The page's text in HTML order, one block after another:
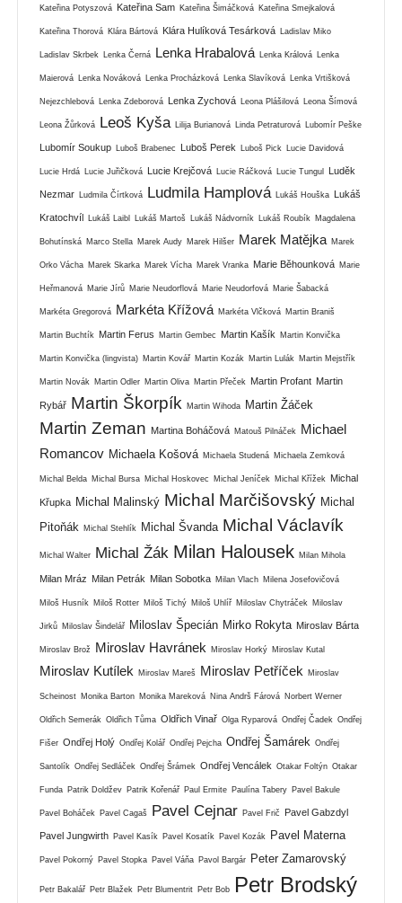
Kateřina Potyszová Kateřina Sam Kateřina Šimáčková Kateřina Smejkalová
Kateřina Thorová Klára Bártová Klára Hulíková Tesárková Ladislav Miko
Ladislav Skrbek Lenka Černá Lenka Hrabalová Lenka Králová Lenka
Maierová Lenka Nováková Lenka Procházková Lenka Slavíková Lenka Vrtišková
Nejezchlebová Lenka Zdeborová Lenka Zychová Leona Plášilová Leona Šímová
Leona Žůrková Leoš Kyša Lilija Burianová Linda Petraturová Lubomír Peške
Lubomír Soukup Luboš Brabenec Luboš Perek Luboš Pick Lucie Davidová
Lucie Hrdá Lucie Juřičková Lucie Krejčová Lucie Ráčková Lucie Tungul Luděk
Nezmar Ludmila Čírtková Ludmila Hamplová Lukáš Houška Lukáš
Kratochvíl Lukáš Laibl Lukáš Martoš Lukáš Nádvorník Lukáš Roubík Magdalena
Bohutínská Marco Stella Marek Audy Marek Hilšer Marek Matějka Marek
Orko Vácha Marek Skarka Marek Vícha Marek Vranka Marie Běhounková Marie
Heřmanová Marie Jírů Marie Neudorflová Marie Neudorfová Marie Šabacká
Markéta Gregorová Markéta Křížová Markéta Vlčková Martin Braniš
Martin Buchtík Martin Ferus Martin Gembec Martin Kašík Martin Konvička
Martin Konvička (lingvista) Martin Kovář Martin Kozák Martin Lulák Martin Mejstřík
Martin Novák Martin Odler Martin Oliva Martin Přeček Martin Profant Martin
Rybář Martin Škorpík Martin Wihoda Martin Žáček
Martin Zeman Martina Boháčová Matouš Pilnáček
Michael
Romancov Michaela Košová Michaela Studená Michaela Zemková
Michal Belda Michal Bursa Michal Hoskovec Michal Jeníček Michal Křížek Michal
Křupka Michal Malinský Michal Marčišovský Michal
Pitoňák
Michal Stehlík Michal Švanda Michal Václavík
Michal Walter Michal Žák Milan Halousek Milan Mihola
Milan Mráz Milan Petrák Milan Sobotka Milan Vlach Milena Josefovičová
Miloš Husník Miloš Rotter Miloš Tichý Miloš Uhlíř Miloslav Chytráček Miloslav
Jirků Miloslav Šindelář Miloslav Špecián Mirko Rokyta Miroslav Bárta
Miroslav Brož Miroslav Havránek Miroslav Horký Miroslav Kutal
Miroslav Kutílek Miroslav Mareš Miroslav Petříček Miroslav
Scheinost Monika Barton Monika Mareková Nina Andrš Fárová Norbert Werner
Oldřich Semerák Oldřich Tůma Oldřich Vinař Olga Ryparová Ondřej Čadek Ondřej
Fišer Ondřej Holý Ondřej Kolář Ondřej Pejcha Ondřej Šamárek Ondřej
Santolík Ondřej Sedláček Ondřej Šrámek Ondřej Vencálek Otakar Foltýn Otakar
Funda Patrik Doldžev Patrik Kořenář Paul Ermite Paulína Tabery Pavel Bakule
Pavel Boháček Pavel Cagaš Pavel Cejnar Pavel Frič Pavel Gabzdyl
Pavel Jungwirth Pavel Kasík Pavel Kosatík Pavel Kozák Pavel Materna
Pavel Pokorný Pavel Stopka Pavel Váňa Pavol Bargár Peter Zamarovský
Petr Bakalář Petr Blažek Petr Blumentrit Petr Bob Petr Brodský